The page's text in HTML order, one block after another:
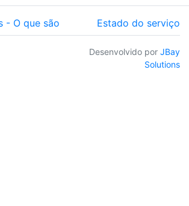
- O que são Estado do serviço
Desenvolvido por JBay
Solutions